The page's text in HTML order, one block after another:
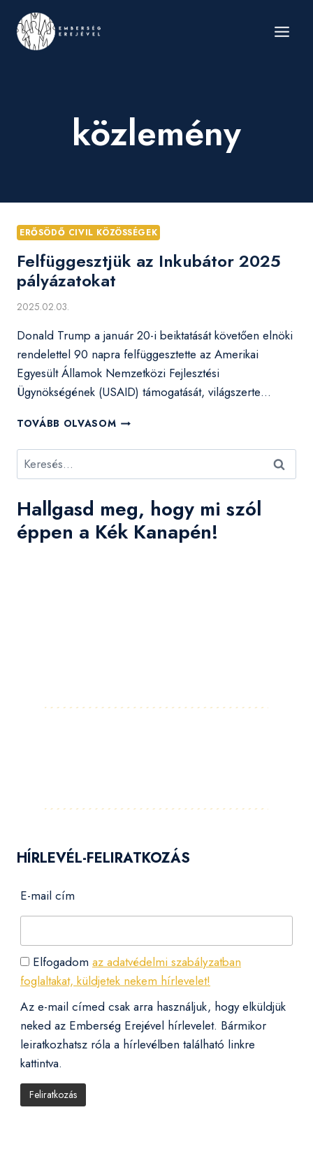
content
közlemény
ERŐSÖDŐ CIVIL KÖZÖSSÉGEK
Felfüggesztjük az Inkubátor 2025
pályázatokat
2025.02.03.
Donald Trump a január 20-i beiktatását követően elnöki
rendelettel 90 napra felfüggesztette az Amerikai
Egyesült Államok Nemzetközi Fejlesztési
Ügynökségének (USAID) támogatását, világszerte…
TOVÁBB OLVASOM FELFÜGGESZTJÜK
INKUBÁTOR
PÁLYÁZATOKAT
Keresés:
Hallgasd meg, hogy mi szól
éppen a Kék Kanapén!
HÍRLEVÉL-FELIRATKOZÁS
E-mail cím
Elfogadom az adatvédelmi szabályzatban
foglaltakat, küldjetek nekem hírlevelet!
Az e-mail címed csak arra használjuk, hogy elküldjük
neked az Emberség Erejével hírlevelet. Bármikor
leiratkozhatsz róla a hírlevélben található linkre
kattintva.